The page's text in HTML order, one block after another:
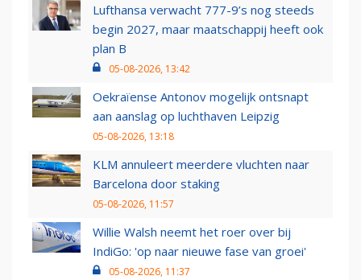
Lufthansa verwacht 777-9’s nog steeds
begin 2027, maar maatschappij heeft ook
plan B
05-08-2026, 13:42
Oekraïense Antonov mogelijk ontsnapt
aan aanslag op luchthaven Leipzig
05-08-2026, 13:18
KLM annuleert meerdere vluchten naar
Barcelona door staking
05-08-2026, 11:57
Willie Walsh neemt het roer over bij
IndiGo: 'op naar nieuwe fase van groei'
05-08-2026, 11:37